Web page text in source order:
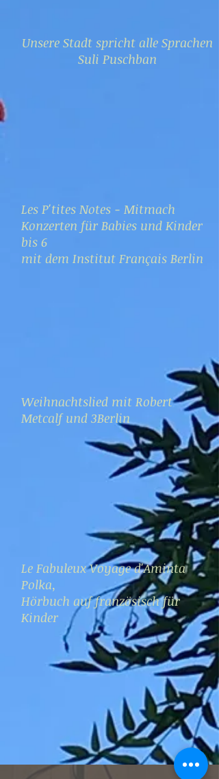
Unsere Stadt spricht alle Sprachen
Suli Puschban
Les P'tites Notes - Mitmach
Konzerten für Babies und Kinder
bis 6
mit dem Institut Français Berlin
Weihnachtslied mit Robert
Metcalf und 3Berlin
Le Fabuleux Voyage d'Aminta
Polka,
Hörbuch auf französisch für
Kinder